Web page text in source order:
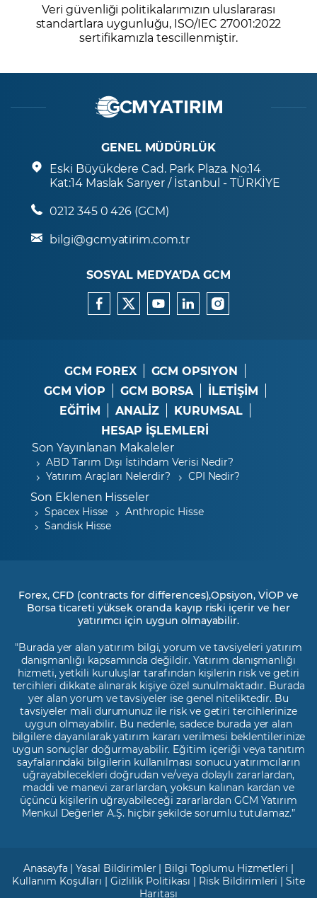
Veri güvenliği politikalarımızın uluslararası
standartlara uygunluğu, ISO/IEC 27001:2022
sertifikamızla tescillenmiştir.
GENEL MÜDÜRLÜK
Eski Büyükdere Cad. Park Plaza. No:14
Kat:14 Maslak Sarıyer / İstanbul - TÜRKİYE
0212 345 0 426 (GCM)
bilgi@gcmyatirim.com.tr
SOSYAL MEDYA’DA GCM
GCM FOREX
GCM OPSIYON
GCM VİOP
GCM BORSA
İLETİŞİM
EĞİTİM
ANALİZ
KURUMSAL
HESAP İŞLEMLERİ
Son Yayınlanan Makaleler
ABD Tarım Dışı İstihdam Verisi Nedir?
Yatırım Araçları Nelerdir?
CPI Nedir?
Son Eklenen Hisseler
Spacex Hisse
Anthropic Hisse
Sandisk Hisse
Forex, CFD (contracts for differences),Opsiyon, VİOP ve
Borsa ticareti yüksek oranda kayıp riski içerir ve her
yatırımcı için uygun olmayabilir.
"Burada yer alan yatırım bilgi, yorum ve tavsiyeleri yatırım
danışmanlığı kapsamında değildir. Yatırım danışmanlığı
hizmeti, yetkili kuruluşlar tarafından kişilerin risk ve getiri
tercihleri dikkate alınarak kişiye özel sunulmaktadır. Burada
yer alan yorum ve tavsiyeler ise genel niteliktedir. Bu
tavsiyeler mali durumunuz ile risk ve getiri tercihlerinize
uygun olmayabilir. Bu nedenle, sadece burada yer alan
bilgilere dayanılarak yatırım kararı verilmesi beklentilerinize
uygun sonuçlar doğurmayabilir. Eğitim içeriği veya tanıtım
sayfalarındaki bilgilerin kullanılması sonucu yatırımcıların
uğrayabilecekleri doğrudan ve/veya dolaylı zararlardan,
maddi ve manevi zararlardan, yoksun kalınan kardan ve
üçüncü kişilerin uğrayabileceği zararlardan GCM Yatırım
Menkul Değerler A.Ş. hiçbir şekilde sorumlu tutulamaz.”
Anasayfa |Yasal Bildirimler | Bilgi Toplumu Hizmetleri |
Kullanım Koşulları |Gizlilik Politikası | Risk Bildirimleri |Site
Haritası